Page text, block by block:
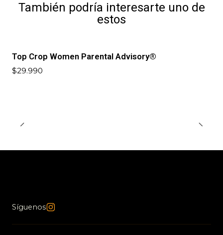
También podría interesarte uno de
estos
Top Crop Women Parental Advisory®
$29.990
Síguenos